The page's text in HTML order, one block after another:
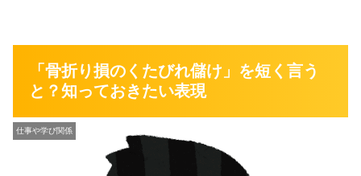
「骨折り損のくたびれ儲け」を短く言う
と？知っておきたい表現
仕事や学び関係